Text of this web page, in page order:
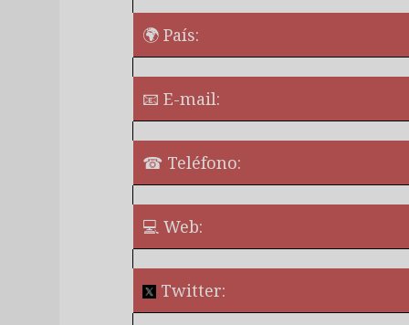
🌍 País:
📧 E-mail:
☎ Teléfono:
💻 Web:
Twitter: